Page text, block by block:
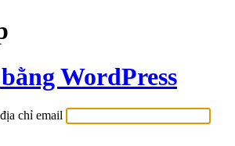
WordPress
chỉ email